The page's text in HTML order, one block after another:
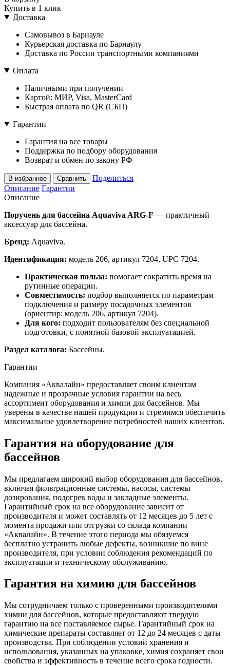
Купить в 1 клик
Доставка
Самовывоз в Барнауле
Курьерская доставка по Барнаулу
Доставка по России транспортными компаниями
Оплата
Наличными при получении
Картой: МИР, Visa, MasterCard
Быстрая оплата по QR (СБП)
Гарантии
Гарантия на все товары
Поддержка по подбору оборудования
Возврат и обмен по закону РФ
В избранное Сравнить
Поделиться
Описание Гарантии
Описание
Поручень для бассейна Aquaviva ARG-F — практичный
аксессуар для бассейна.
Бренд: Aquaviva.
Идентификация: модель 206, артикул 7204, UPC 7204.
Практическая польза: помогает сократить время на
рутинные операции.
Совместимость: подбор выполняется по параметрам
подключения и размеру посадочных элементов
(ориентир: модель 206, артикул 7204).
Для кого: подходит пользователям без специальной
подготовки, с понятной базовой эксплуатацией.
Раздел каталога: Бассейны.
Гарантии
Компания «Аквалайн» предоставляет своим клиентам
надежные и прозрачные условия гарантии на весь
ассортимент оборудования и химии для бассейнов. Мы
уверены в качестве нашей продукции и стремимся обеспечить
максимальное удовлетворение потребностей наших клиентов.
Гарантия на оборудование для
бассейнов
Мы предлагаем широкий выбор оборудования для бассейнов,
включая фильтрационные системы, насосы, системы
дозирования, подогрев воды и закладные элементы.
Гарантийный срок на все оборудование зависит от
производителя и может составлять от 12 месяцев до 5 лет с
момента продажи или отгрузки со склада компании
«Аквалайн». В течение этого периода мы обязуемся
бесплатно устранить любые дефекты, возникшие по вине
производителя, при условии соблюдения рекомендаций по
эксплуатации и техническому обслуживанию.
Гарантия на химию для бассейнов
Мы сотрудничаем только с проверенными производителями
химии для бассейнов, которые предоставляют твердую
гарантию на все поставляемое сырье. Гарантийный срок на
химические препараты составляет от 12 до 24 месяцев с даты
производства. При соблюдении условий хранения и
использования, указанных на упаковке, химия сохраняет свои
свойства и эффективность в течение всего срока годности.